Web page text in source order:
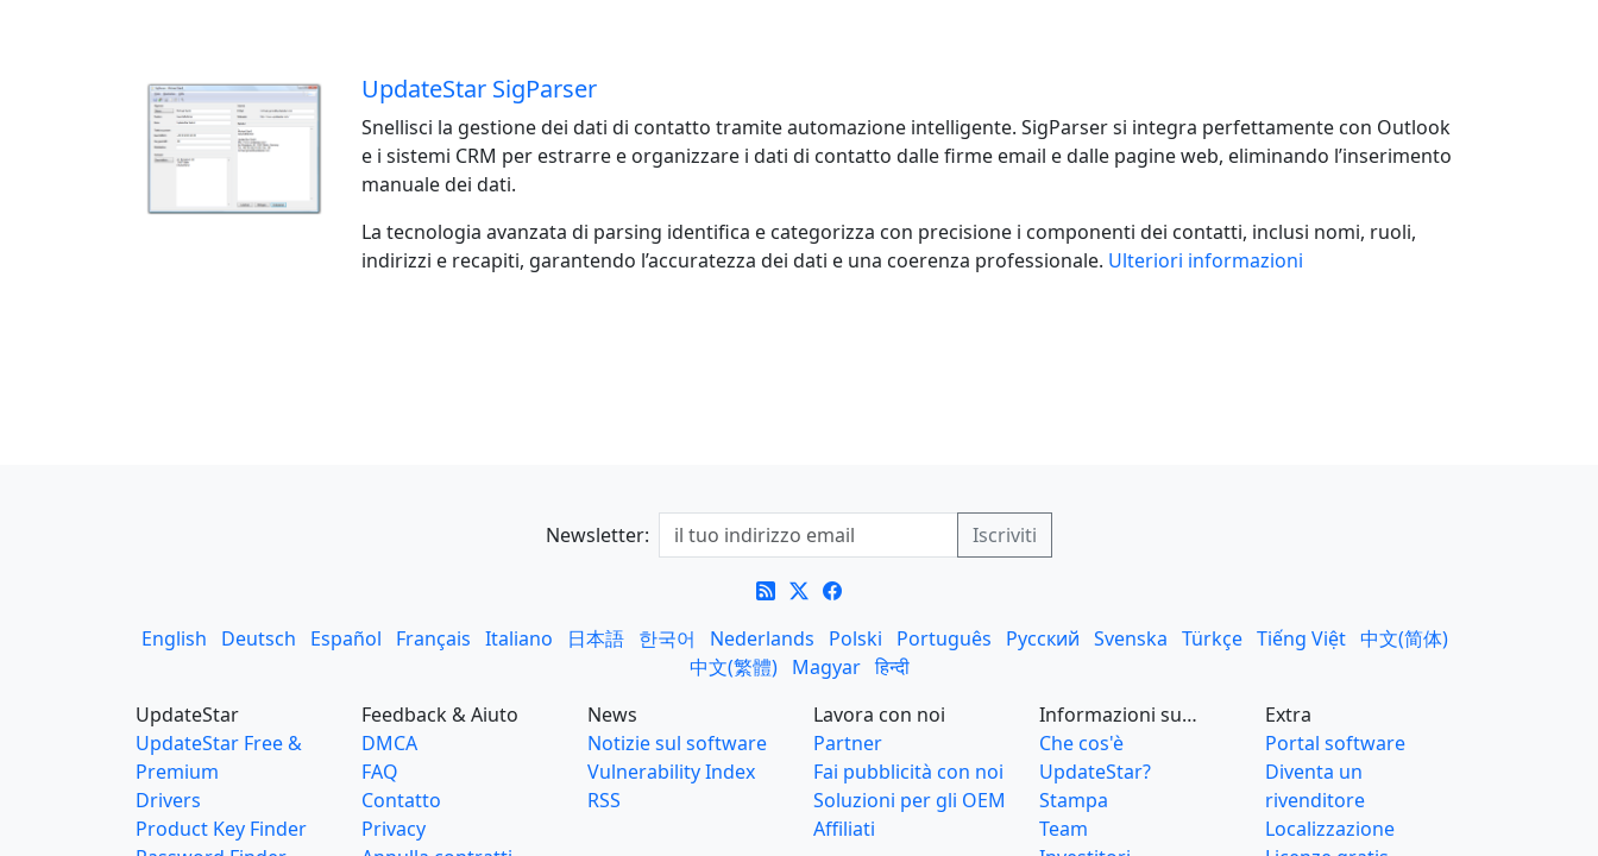
UpdateStar SigParser
Snellisci la gestione dei dati di contatto tramite automazione intelligente. SigParser si integra perfettamente con Outlook
e i sistemi CRM per estrarre e organizzare i dati di contatto dalle firme email e dalle pagine web, eliminando l’inserimento
manuale dei dati.
La tecnologia avanzata di parsing identifica e categorizza con precisione i componenti dei contatti, inclusi nomi, ruoli,
indirizzi e recapiti, garantendo l’accuratezza dei dati e una coerenza professionale. Ulteriori informazioni
Newsletter:
English Deutsch Español Français Italiano 日本語 한국어 Nederlands Polski Português Русский Svenska Türkçe Tiếng Việt 中文(简体)
中文(繁體)
Magyar हिन्दी
UpdateStar
UpdateStar Free &
Premium
Drivers
Product Key Finder
Feedback & Aiuto
DMCA
FAQ
Contatto
Privacy
News
Notizie sul software
Vulnerability Index
RSS
Lavora con noi
Partner
Fai pubblicità con noi
Soluzioni per gli OEM
Affiliati
Informazioni su…
Che cos'è
UpdateStar?
Stampa
Team
Extra
Portal software
Diventa un
rivenditore
Localizzazione